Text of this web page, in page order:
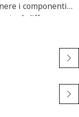
i componenti
A differenza
su un albero
per mantenere i
di un anello
di un foro o di
di ritenzione,
come